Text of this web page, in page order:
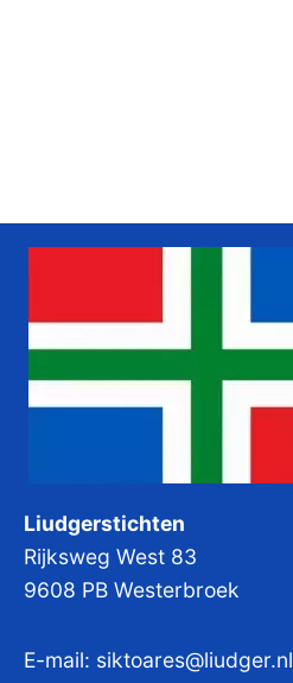
Liudgerstichten
Rijksweg West 83
9608 PB Westerbroek
E-mail: siktoares@liudger.nl